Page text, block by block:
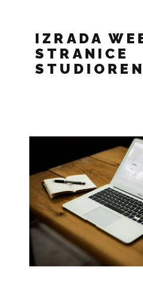
IZRADA
STRANICE